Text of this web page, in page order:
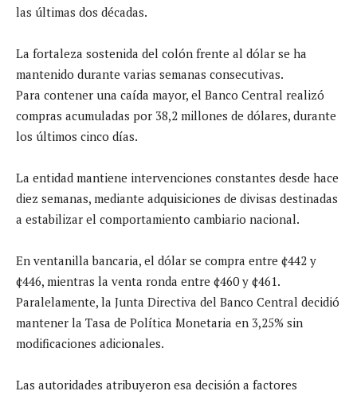
las últimas dos décadas.
La fortaleza sostenida del colón frente al dólar se ha
mantenido durante varias semanas consecutivas.
Para contener una caída mayor, el Banco Central realizó
compras acumuladas por 38,2 millones de dólares, durante
los últimos cinco días.
La entidad mantiene intervenciones constantes desde hace
diez semanas, mediante adquisiciones de divisas destinadas
a estabilizar el comportamiento cambiario nacional.
En ventanilla bancaria, el dólar se compra entre ¢442 y
¢446, mientras la venta ronda entre ¢460 y ¢461.
Paralelamente, la Junta Directiva del Banco Central decidió
mantener la Tasa de Política Monetaria en 3,25% sin
modificaciones adicionales.
Las autoridades atribuyeron esa decisión a factores